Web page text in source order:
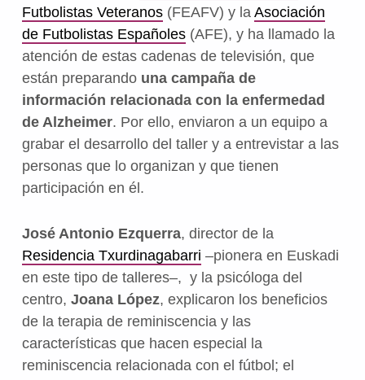
Futbolistas Veteranos(FEAFV) y la Asociación
de Futbolistas Españoles(AFE), y ha llamado la
atención de estas cadenas de televisión, que
están preparando una campaña de
información relacionada con la enfermedad
de Alzheimer. Por ello, enviaron a un equipo a
grabar el desarrollo del taller y a entrevistar a las
personas que lo organizan y que tienen
participación en él.
José Antonio Ezquerra, director de la
Residencia Txurdinagabarri –pionera en Euskadi
en este tipo de talleres–, y la psicóloga del
centro, Joana López, explicaron los beneficios
de la terapia de reminiscencia y las
características que hacen especial la
reminiscencia relacionada con el fútbol; el